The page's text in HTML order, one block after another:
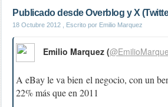
Publicado desde Overblog y X
18 Octubre 2012 , Escrito por Emilio Marquez
A eBay le va bien el negocio, con un
22% más que en 2011
Emilio Marquez (